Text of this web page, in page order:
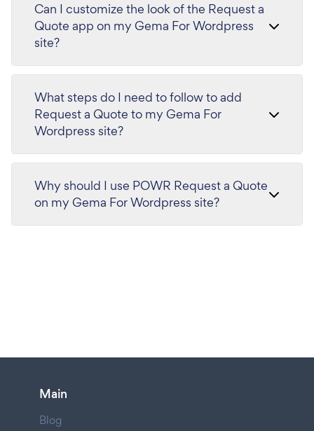
Can I customize the look of the Request a
Quote app on my Gema For Wordpress
site?
What steps do I need to follow to add
Request a Quote to my Gema For
Wordpress site?
Why should I use POWR Request a Quote
on my Gema For Wordpress site?
Main
Blog